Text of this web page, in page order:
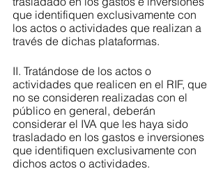
que identifiquen exclusivamente con
los actos o actividades que realizan a
través de dichas plataformas.
II. Tratándose de los actos o
actividades que realicen en el RIF, que
no se consideren realizadas con el
público en general, deberán
considerar el IVA que les haya sido
trasladado en los gastos e inversiones
que identifiquen exclusivamente con
dichos actos o actividades.